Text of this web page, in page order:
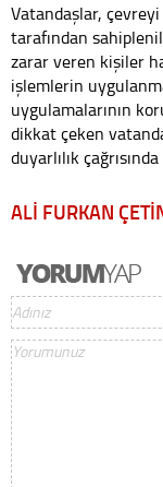
Vatandaşlar,
tarafından
zarar veren kişiler
işlemlerin
uygulamalarının
dikkat çeken
duyarlılık
ALİ FURKAN